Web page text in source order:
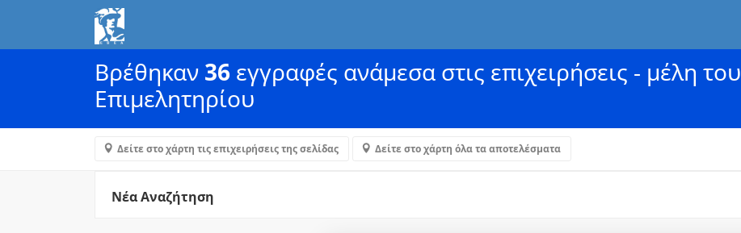
Βρέθηκαν 36 εγγραφές ανάμεσα στις επιχειρήσεις - μέλη του
Επιμελητηρίου
Δείτε στο χάρτη τις επιχειρήσεις της σελίδας Δείτε στο χάρτη όλα τα αποτελέσματα
Νέα Αναζήτηση